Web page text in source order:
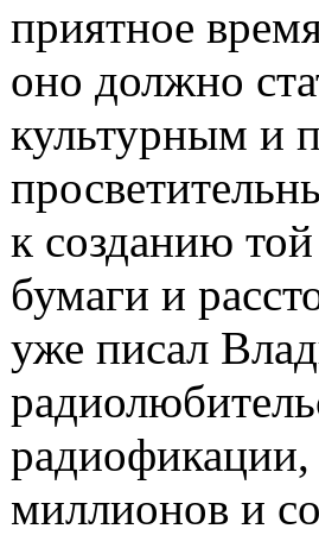
приятное
оно должно
культурным и
к созданию
бумаги и
уже писал
радиофикации,
миллионов и